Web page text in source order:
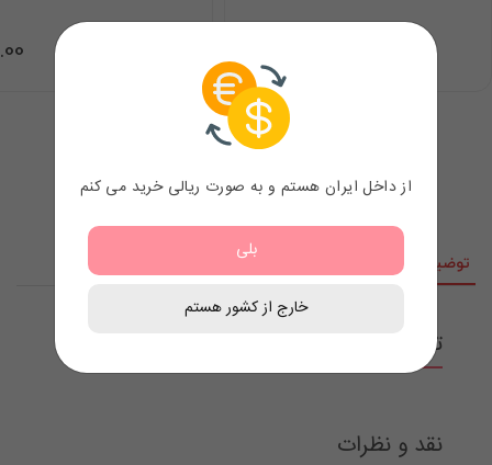
توضیحات
توضیحات محصول
نقد و نظرات
از داخل ایران هستم و به صورت ریالی خرید می کنم
بلی
خارج از کشور هستم